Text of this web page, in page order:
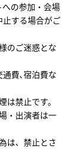
の参加・会場
止する場合がご
のご迷惑とな
費､宿泊費な
は禁止です。
・出演者は一
は、禁止とさ